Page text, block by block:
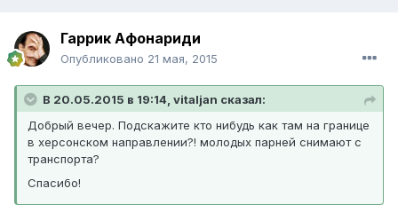
Гаррик Афонариди
Опубликовано 21 мая, 2015
В 20.05.2015 в 19:14, vitaljan сказал:
Добрый вечер. Подскажите кто нибудь как там на границе
в херсонском направлении?! молодых парней снимают с
транспорта?
Спасибо!